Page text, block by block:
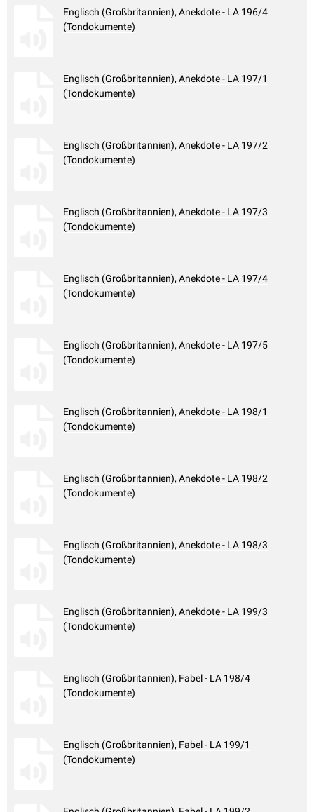
Englisch (Großbritannien), Anekdote - LA 196/4
(Tondokumente)
Englisch (Großbritannien), Anekdote - LA 197/1
(Tondokumente)
Englisch (Großbritannien), Anekdote - LA 197/2
(Tondokumente)
Englisch (Großbritannien), Anekdote - LA 197/3
(Tondokumente)
Englisch (Großbritannien), Anekdote - LA 197/4
(Tondokumente)
Englisch (Großbritannien), Anekdote - LA 197/5
(Tondokumente)
Englisch (Großbritannien), Anekdote - LA 198/1
(Tondokumente)
Englisch (Großbritannien), Anekdote - LA 198/2
(Tondokumente)
Englisch (Großbritannien), Anekdote - LA 198/3
(Tondokumente)
Englisch (Großbritannien), Anekdote - LA 199/3
(Tondokumente)
Englisch (Großbritannien), Fabel - LA 198/4
(Tondokumente)
Englisch (Großbritannien), Fabel - LA 199/1
(Tondokumente)